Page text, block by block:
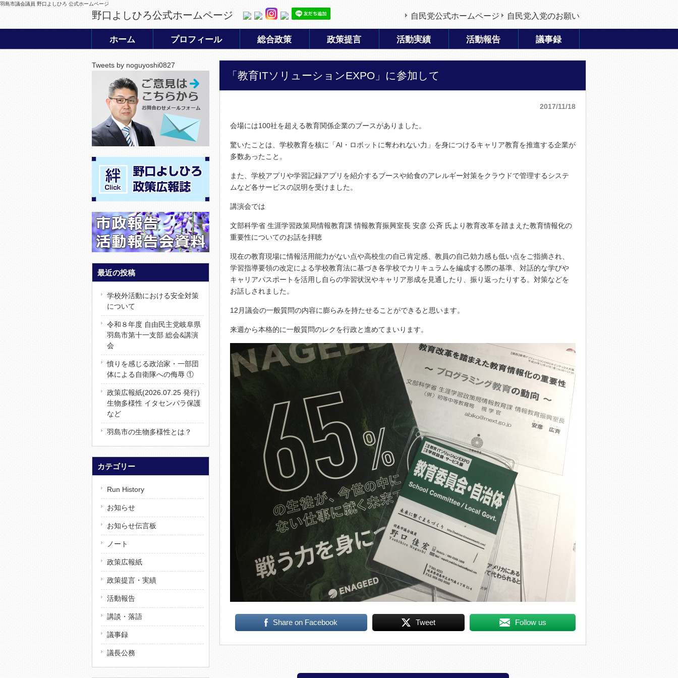
羽島市議会議員 野口よしひろ 公式ホームページ
野口よしひろ公式ホームページ 自民党公式ホームページ 自民党入党のお願い
ホーム プロフィール 総合政策 政策提言 活動実績 活動報告 議事録
「教育ITソリューションEXPO」に参加して
2017/11/18
会場には100社を超える教育関係企業のブースがありました。
驚いたことは、学校教育を核に「AI・ロボットに奪われない力」を身につけるキャリア教育を推進する企業が
多数あったこと。
また、学校アプリや学習記録アプリを紹介するブースや給食のアレルギー対策をクラウドで管理するシステ
ムなど各サービスの説明を受けました。
講演会では
文部科学省 生涯学習政策局情報教育課 情報教育振興室長 安彦 公斉 氏より教育改革を踏まえた教育情報化の
重要性についてのお話を拝聴
現在の教育現場に情報活用能力がない点や高校生の自己肯定感、教員の自己効力感も低い点をご指摘され、
学習指導要領の改定による学校教育法に基づき各学校でカリキュラムを編成する際の基準、対話的な学びや
キャリアパスポートを活用し自らの学習状況やキャリア形成を見通したり、振り返ったりする。対策などを
お話しされました。
12月議会の一般質問の内容に膨らみを持たせることができると思います。
来週から本格的に一般質問のレクを行政と進めてまいります。
Share on Facebook Tweet Follow us
Tweets by noguyoshi0827
最近の投稿
学校外活動における安全対策
について
令和８年度 自由民主党岐阜県
羽島市第十一支部 総会&講演
会
憤りを感じる政治家・一部団
体による自衛隊への侮辱 ①
政策広報紙(2026.07.25 発行)
生物多様性 イタセンパラ保護
など
羽島市の生物多様性とは？
カテゴリー
Run History
お知らせ
お知らせ伝言板
ノート
政策広報紙
政策提言・実績
活動報告
講談・落語
議事録
議長公務